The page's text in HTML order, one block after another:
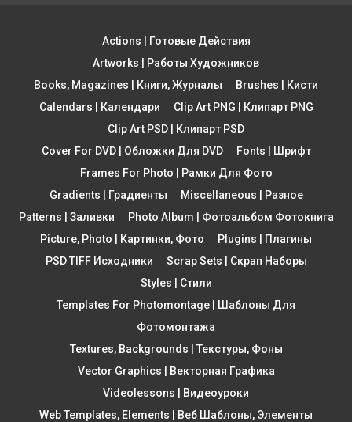
Actions | Готовые Действия
Artworks | Работы Художников
Books, Magazines | Книги, Журналы
Brushes | Кисти
Calendars | Календари
Clip Art PNG | Клипарт PNG
Clip Art PSD | Клипарт PSD
Cover For DVD | Обложки Для DVD
Fonts | Шрифт
Frames For Photo | Рамки Для Фото
Gradients | Градиенты
Miscellaneous | Разное
Patterns | Заливки
Photo Album | Фотоальбом Фотокнига
Picture, Photo | Картинки, Фото
Plugins | Плагины
PSD TIFF Исходники
Scrap Sets | Скрап Наборы
Styles | Стили
Templates For Photomontage | Шаблоны Для
Фотомонтажа
Textures, Backgrounds | Текстуры, Фоны
Vector Graphics | Векторная Графика
Videolessons | Видеоуроки
Web Templates, Elements | Веб Шаблоны, Элементы